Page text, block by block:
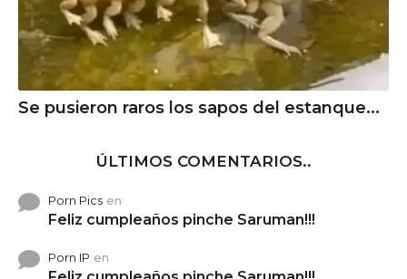
Se pusieron raros los sapos del estanque...
ÚLTIMOS COMENTARIOS..
Porn Pics en
Feliz cumpleaños pinche Saruman!!!
Porn IP en